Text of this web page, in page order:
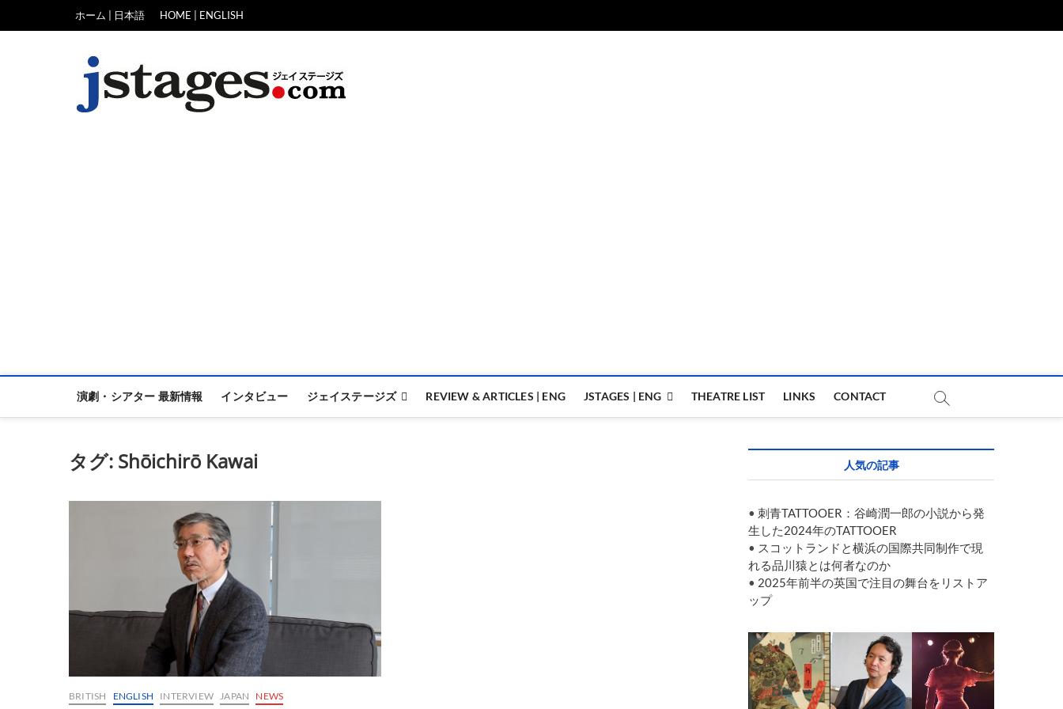
ホーム | 日本語 HOME | ENGLISH
演劇・シアター 最新情報 インタビュー ジェイステージズ REVIEW & ARTICLES | ENG JSTAGES | ENG THEATRE LIST LINKS CONTACT
タグ: Shōichirō Kawai
BRITISH ENGLISH INTERVIEW JAPAN NEWS
人気の記事
• 刺青TATTOOER：谷崎潤一郎の小説から発
生した2024年のTATTOOER
• スコットランドと横浜の国際共同制作で現
れる品川猿とは何者なのか
• 2025年前半の英国で注目の舞台をリストア
ップ